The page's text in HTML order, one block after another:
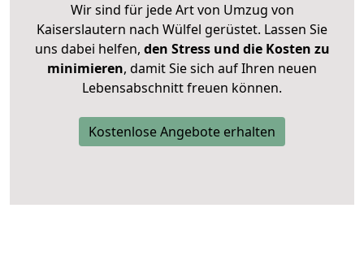
Wir sind für jede Art von Umzug von
Kaiserslautern nach Wülfel gerüstet. Lassen Sie
uns dabei helfen, den Stress und die Kosten zu
minimieren, damit Sie sich auf Ihren neuen
Lebensabschnitt freuen können.
Kostenlose Angebote erhalten